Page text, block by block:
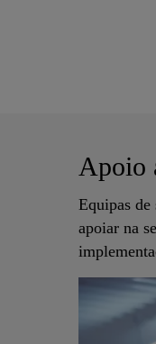
Apoio
Equipas de
apoiar na